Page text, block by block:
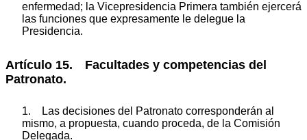
enfermedad; la Vicepresidencia Primera también ejercerá
las funciones que expresamente le delegue la
Presidencia.
Artículo 15. Facultades y competencias del
Patronato.
1. Las decisiones del Patronato corresponderán al
mismo, a propuesta, cuando proceda, de la Comisión
Delegada.